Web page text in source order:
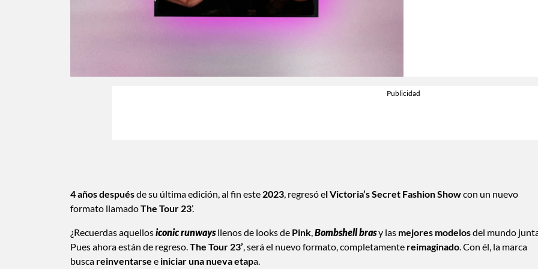
4 años despuésde su última edición, al fin este 2023 , regresó el Victoria’s Secret Fashion Showcon un nuevo
formato llamadoThe Tour 23’.
¿Recuerdas aquellosiconic runwaysllenos de looks de Pink Bombshell brasy las mejores modelosdel mundo
Pues ahora están de regreso. The Tour 23’ , será el nuevo formato, completamente reimaginado . Con él, la marca
busca reinventarse e iniciar una nueva etapa.